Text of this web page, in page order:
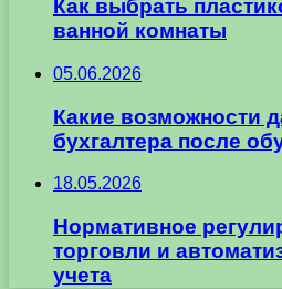
Как выбрать
ванной комнаты
05.06.2026
Какие возможности
бухгалтера после
18.05.2026
Нормативное
торговли и
учета